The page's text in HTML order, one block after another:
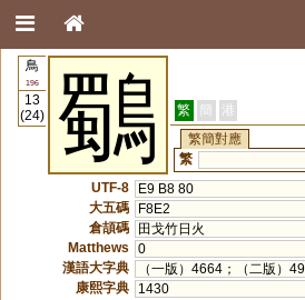
鳥
196
13
(24)
鸀 繁 簡 港
繁簡對應
繁
UTF-8
E9 B8 80
大五碼
F8E2
倉頡碼
田戈竹日火
Matthews
0
漢語大字典
（一版）4664；（二版）
康熙字典
1430